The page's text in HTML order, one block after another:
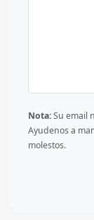
Nota:Su email
Ayudenos a
molestos.